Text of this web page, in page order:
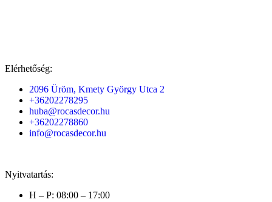
Elérhetőség:
2096 Üröm, Kmety György Utca 2
+36202278295
huba@rocasdecor.hu
+36202278860
info@rocasdecor.hu
Nyitvatartás:
H – P: 08:00 – 17:00